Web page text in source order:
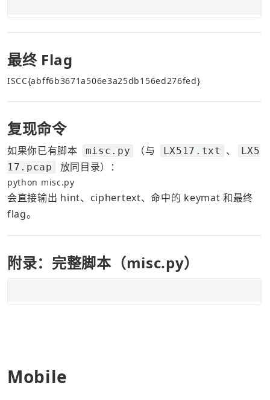
最终 Flag
ISCC{abff6b3671a506e3a25db156ed276fed}
复现命令
如果你已有脚本 misc.py （与 LX517.txt 、
LX5
17.pcap
放同目录）：
python misc.py
会直接输出 hint、ciphertext、命中的 keymat 和最终
flag。
附录：完整脚本（misc.py）
Mobile